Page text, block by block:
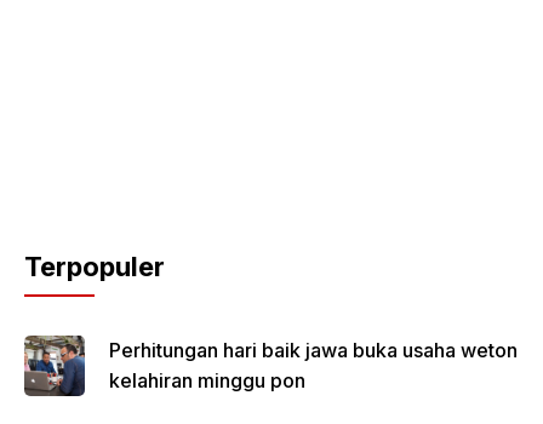
Terpopuler
Perhitungan hari baik jawa buka usaha weton
kelahiran minggu pon